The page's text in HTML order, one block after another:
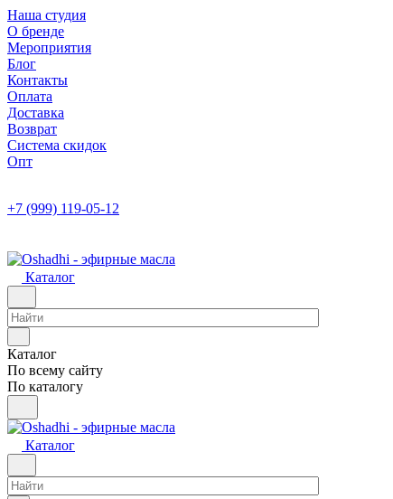
Наша студия
О бренде
Мероприятия
Блог
Контакты
Оплата
Доставка
Возврат
Система скидок
Опт
+7 (999) 119-05-12
Каталог
Каталог
По всему сайту
По каталогу
Каталог